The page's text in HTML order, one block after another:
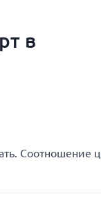
в
Соотношение